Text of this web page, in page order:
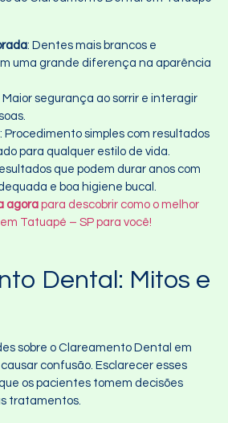
: Dentes mais brancos e
uma grande diferença na aparência
Maior segurança ao sorrir e interagir
: Procedimento simples com resultados
para qualquer estilo de vida.
que podem durar anos com
e boa higiene bucal.
agora para descobrir como o melhor
Tatuapé – SP para você!
Dental: Mitos e
sobre o Clareamento Dental em
confusão. Esclarecer esses
os pacientes tomem decisões
tratamentos.